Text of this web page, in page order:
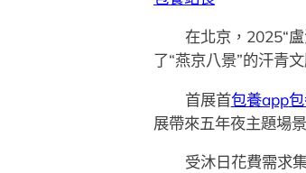
在北京，2025“
了“燕京八景”的汗青
首展首包養app
展帶來五年夜主題場
受沐日花費需求